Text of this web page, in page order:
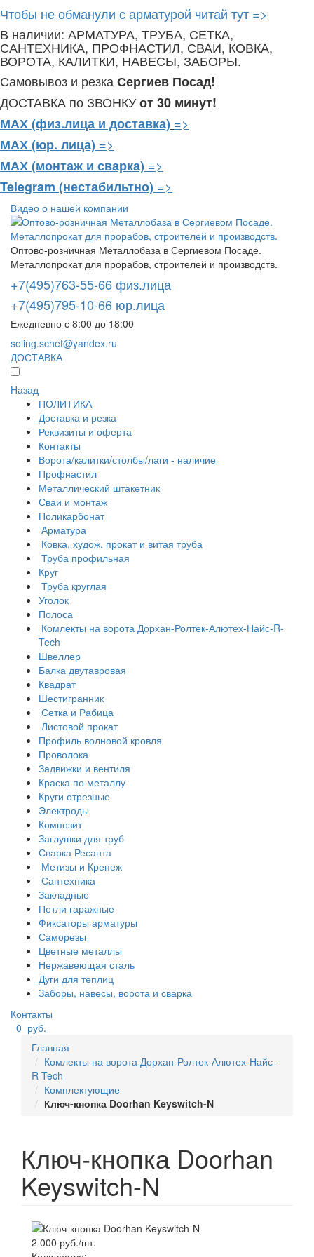
Чтобы не обманули с арматурой читай тут =>
В наличии: АРМАТУРА, ТРУБА, СЕТКА,
САНТЕХНИКА, ПРОФНАСТИЛ, СВАИ, КОВКА,
ВОРОТА, КАЛИТКИ, НАВЕСЫ, ЗАБОРЫ.
Самовывоз и резка Сергиев Посад!
ДОСТАВКА по ЗВОНКУот 30 минут!
МАХ (физ.лица и доставка) =>
МАХ (юр. лица) =>
МАХ (монтаж и сварка) =>
Telegram (нестабильтно) =>
Видео о нашей компании
Оптово-розничная Металлобаза в Сергиевом Посаде.
Металлопрокат для прорабов, строителей и производств.
+7(495)763-55-66 физ.лица
+7(495)795-10-66 юр.лица
Ежедневно с 8:00 до 18:00
soling.schet@yandex.ru
ДОСТАВКА
Назад
ПОЛИТИКА
Доставка и резка
Реквизиты и оферта
Контакты
Ворота/калитки/столбы/лаги - наличие
Профнастил
Металлический штакетник
Сваи и монтаж
Поликарбонат
Арматура
Ковка, худож. прокат и витая труба
Труба профильная
Круг
Труба круглая
Уголок
Полоса
Комлекты на ворота Дорхан-Ролтек-Алютех-Найс-R-
Tech
Швеллер
Балка двутавровая
Квадрат
Шестигранник
Сетка и Рабица
Листовой прокат
Профиль волновой кровля
Проволока
Задвижки и вентиля
Краска по металлу
Круги отрезные
Электроды
Композит
Заглушки для труб
Сварка Ресанта
Метизы и Крепеж
Сантехника
Закладные
Петли гаражные
Фиксаторы арматуры
Саморезы
Цветные металлы
Нержавеющая сталь
Дуги для теплиц
Заборы, навесы, ворота и сварка
Контакты
0 руб.
Главная
Комлекты на ворота Дорхан-Ролтек-Алютех-Найс-
R-Tech
Комплектующие
Ключ-кнопка Doorhan Keyswitch-N
Ключ-кнопка Doorhan
Keyswitch-N
2 000 руб./шт.